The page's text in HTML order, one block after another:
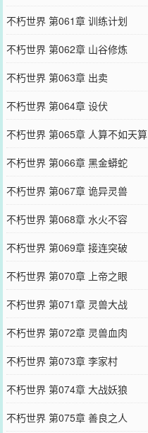
不朽世界 第061章 训练计划
不朽世界 第062章 山谷修炼
不朽世界 第063章 出卖
不朽世界 第064章 设伏
不朽世界 第065章 人算不如天算
不朽世界 第066章 黑金蟒蛇
不朽世界 第067章 诡异灵兽
不朽世界 第068章 水火不容
不朽世界 第069章 接连突破
不朽世界 第070章 上帝之眼
不朽世界 第071章 灵兽大战
不朽世界 第072章 灵兽血肉
不朽世界 第073章 李家村
不朽世界 第074章 大战妖狼
不朽世界 第075章 善良之人